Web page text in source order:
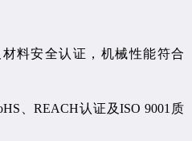
料安全认证，机械性能符合
、REACH认证及ISO 9001质